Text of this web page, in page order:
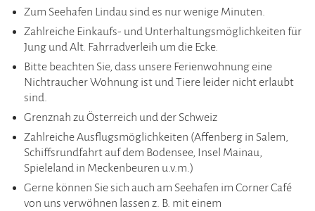
Zum Seehafen Lindau sind es nur wenige Minuten.
Zahlreiche Einkaufs- und Unterhaltungsmöglichkeiten für
Jung und Alt. Fahrradverleih um die Ecke.
Bitte beachten Sie, dass unsere Ferienwohnung eine
Nichtraucher Wohnung ist und Tiere leider nicht erlaubt
sind.
Grenznah zu Österreich und der Schweiz
Zahlreiche Ausflugsmöglichkeiten (Affenberg in Salem,
Schiffsrundfahrt auf dem Bodensee, Insel Mainau,
Spieleland in Meckenbeuren u.v.m.)
Gerne können Sie sich auch am Seehafen im Corner Café
von uns verwöhnen lassen z. B. mit einem